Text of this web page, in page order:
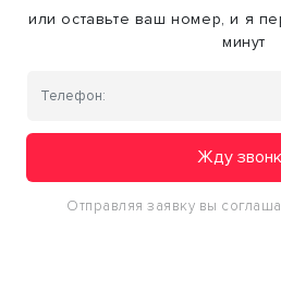
или оставьте ваш номер, и я
минут
Жду
Отправляя заявку вы